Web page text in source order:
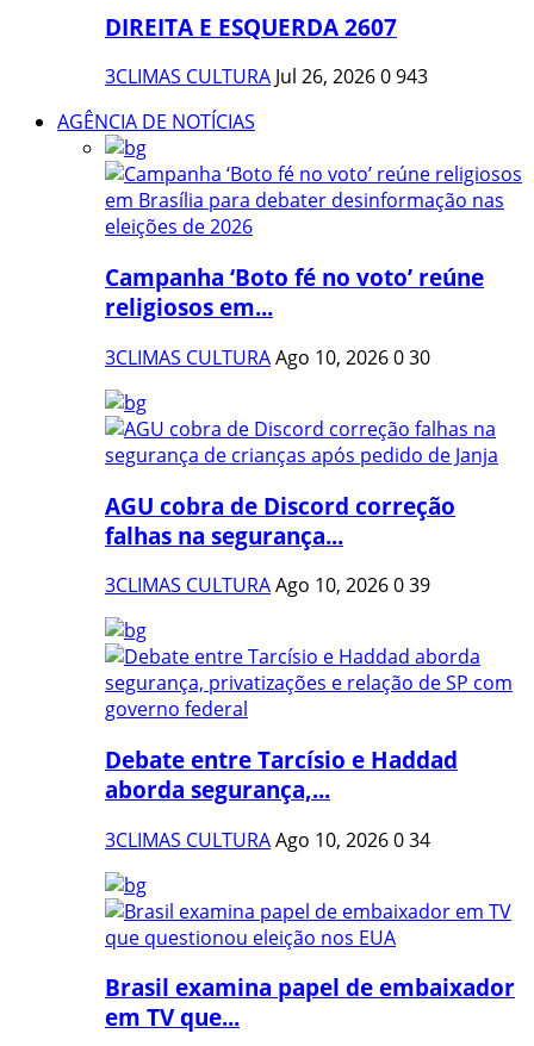
DIREITA E ESQUERDA 2607
3CLIMAS CULTURA Jul 26, 20260943
AGÊNCIA DE NOTÍCIAS
Campanha ‘Boto fé no voto’ reúne
religiosos em...
3CLIMAS CULTURAAgo 10, 2026030
AGU cobra de Discord correção
falhas na segurança...
3CLIMAS CULTURAAgo 10, 2026039
Debate entre Tarcísio e Haddad
aborda segurança,...
3CLIMAS CULTURAAgo 10, 2026034
Brasil examina papel de embaixador
em TV que...